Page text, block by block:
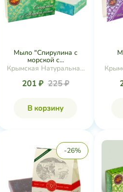
Мыло "Спирулина с
морской с...
Крымская Натуральная
201 ₽ 225 ₽
В корзину
-26%